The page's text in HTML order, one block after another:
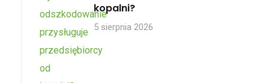
kopalni?
5 sierpnia 2026